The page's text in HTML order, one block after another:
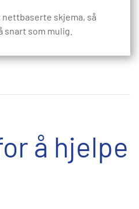
nettbaserte skjema, så
snart som mulig.
å hjelpe